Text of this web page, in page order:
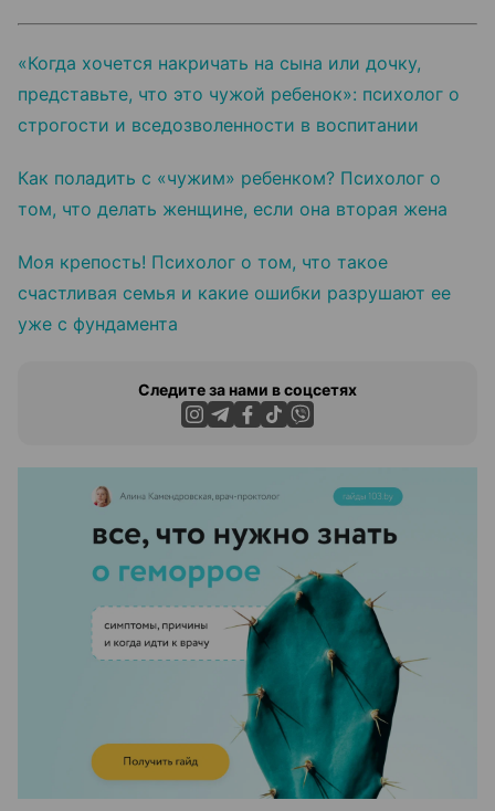
«Когда хочется накричать на сына или дочку,
представьте, что это чужой ребенок»: психолог о
строгости и вседозволенности в воспитании
Как поладить с «чужим» ребенком? Психолог о
том, что делать женщине, если она вторая жена
Моя крепость! Психолог о том, что такое
счастливая семья и какие ошибки разрушают ее
уже с фундамента
Следите за нами в соцсетях
ЭФФЕКТИВНАЯ РЕКЛАМА НА САЙТЕ